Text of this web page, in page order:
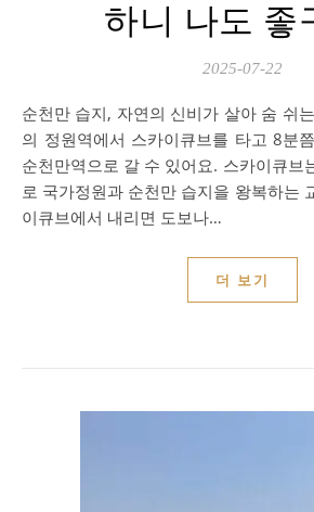
하니 나도 좋
2025-07-22
순천만 습지, 자연의 신비가 살아 숨 쉬는 곳! 순천만 국가정원
의 정원역에서 스카이큐브를 타고 8분
순천만역으로 갈 수 있어요. 스카이큐브
로 국가정원과 순천만 습지을 왕복하는
이큐브에서 내리면 도보나…
더 보기